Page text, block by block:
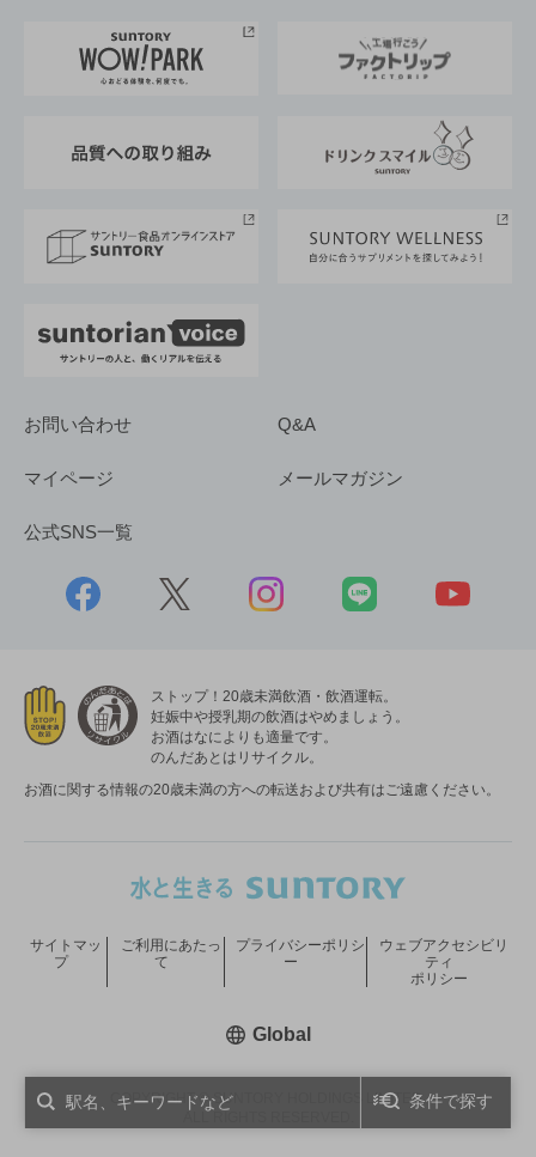
条件で探す
地域情報
サントリーサンバーズ大阪
サントリーが考えるサステナビリティ経営
企業概要
採用情報
お問い合わせ Q&A
マイページ メールマガジン
公式SNS一覧
ストップ！20歳未満飲酒・飲酒運転。
妊娠中や授乳期の飲酒はやめましょう。
お酒はなによりも適量です。
のんだあとはリサイクル。
お酒に関する情報の20歳未満の方への転送および共有はご遠慮ください。
COPYRIGHT © SUNTORY HOLDINGS LIMITED.
サイトマッ
プ
ご利用にあたっ
て
プライバシーポリシ
ー
ウェブアクセシビリ
ティ
ポリシー
Global新しいウィンドウで開く